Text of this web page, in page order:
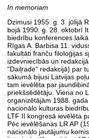
In memoriam
Dzimusi 1955. g. 3. jūlijā
bojā 1990. g. 28. oktobrī
biedrību konferences
Rīgas A. Barbisa 11.
fakultāti franču filoloģijas
izdevniecībās un
"Daiļrade" redakcijā) par
sākumā bijusi Latvijas
tam ievēlēta par
priekšsēdētāju. Viena no
organizētājām 1988.
nacionālo kulturas
LTF II kongresā ievēlēta
Pēc ievēlēšanas LR AP
nacionālo jautājumu